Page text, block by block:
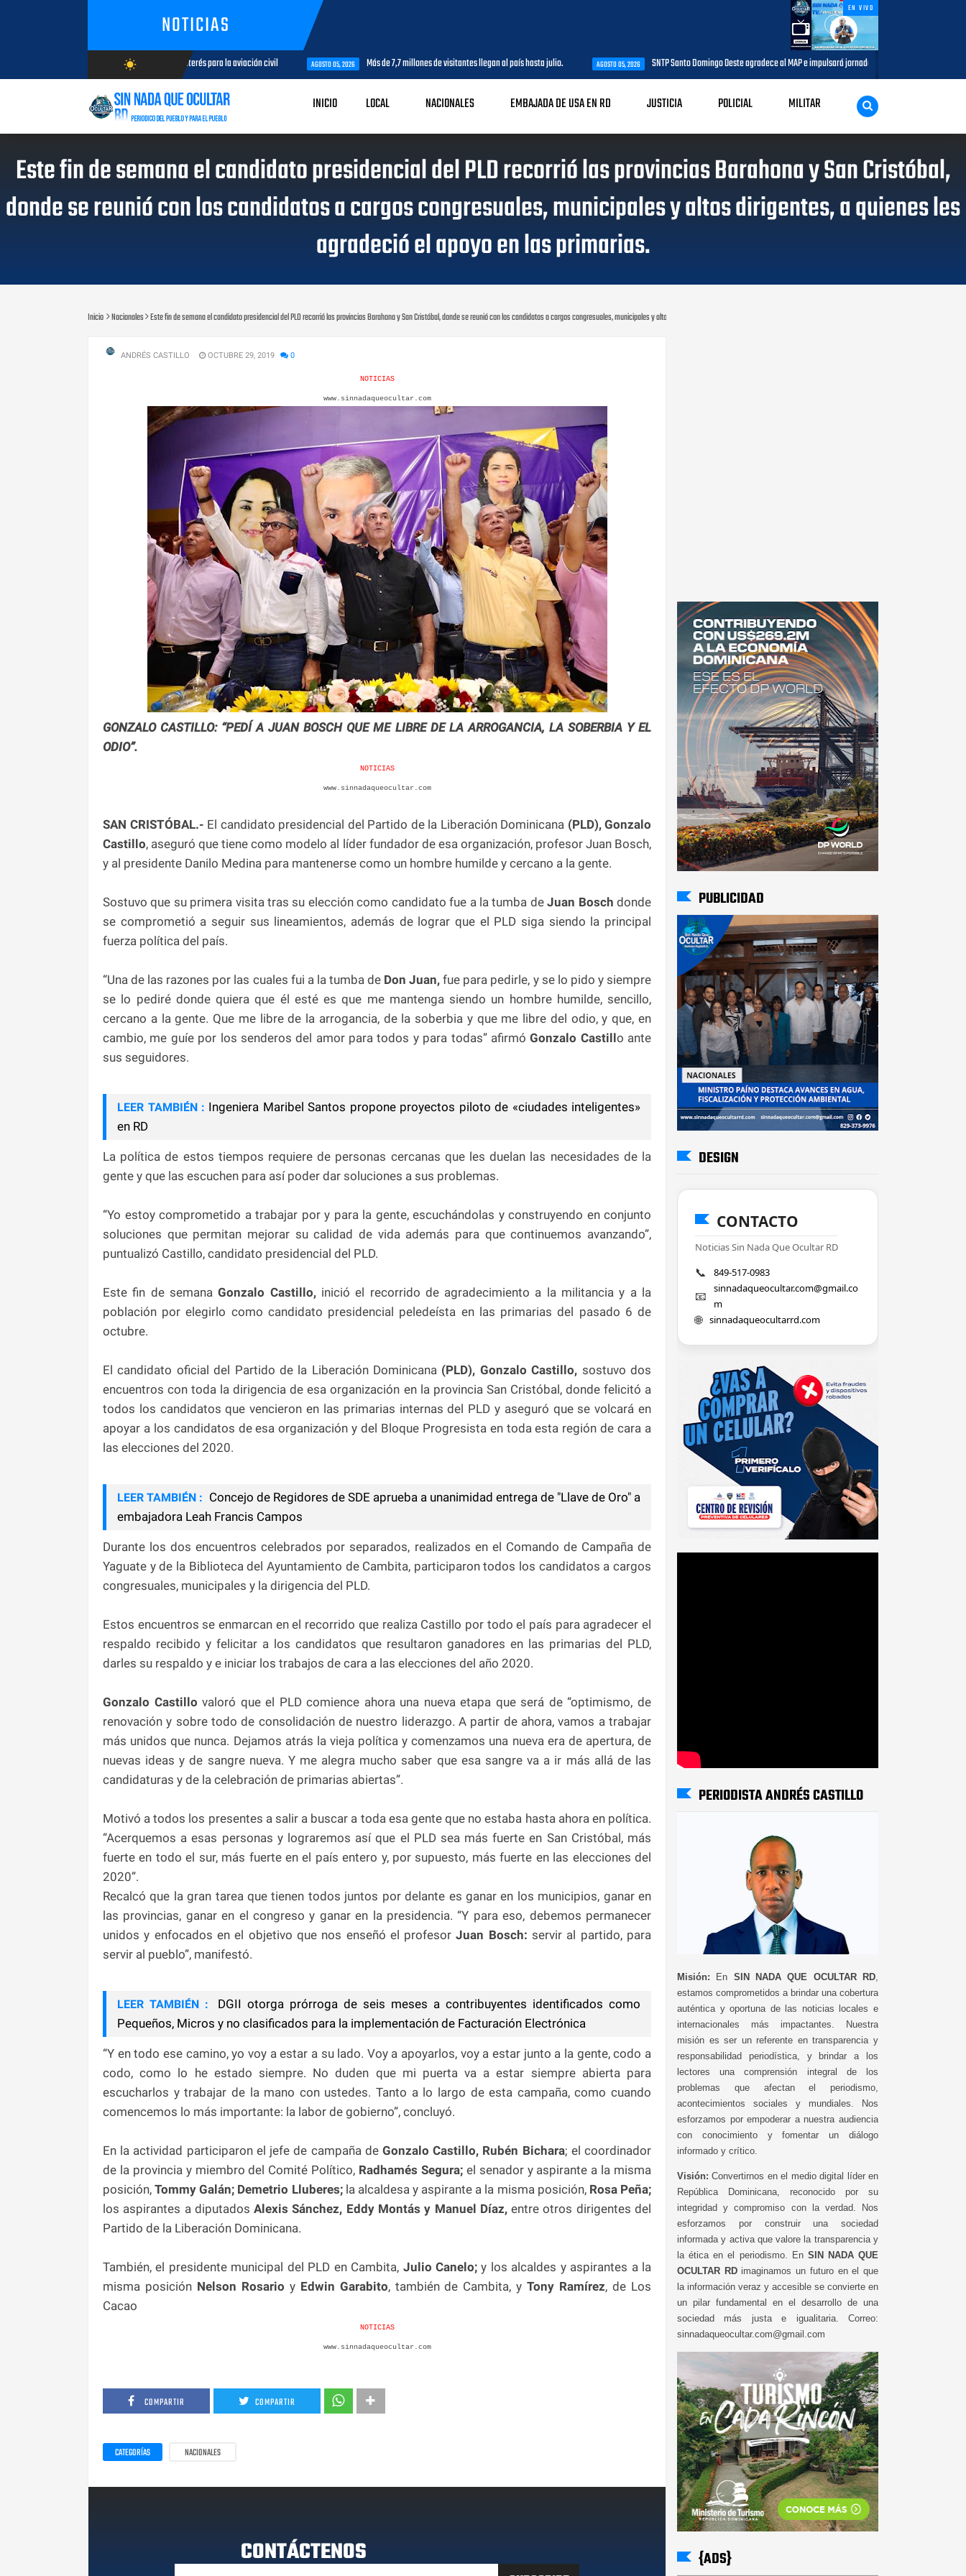
NOTICIAS
EN VIVO
wb_sunny
AGOSTO/6/2026
de aeronaves analizan temas de interés para la aviación civil AGOSTO 05, 2026 Más de 7,7 millones de visitantes llegan al país hasta julio. AGOSTO 05, 2026 SNTP Santo Domingo Oeste agradece al MAP e impulsará jornada de capacitación para comunicadores
INICIO LOCAL NACIONALES EMBAJADA DE USA EN RD JUSTICIA POLICIAL MILITAR
Este fin de semana el candidato presidencial del PLD recorrió las provincias Barahona y San Cristóbal,
donde se reunió con los candidatos a cargos congresuales, municipales y altos dirigentes, a quienes les
agradeció el apoyo en las primarias.
Inicio Nacionales Este fin de semana el candidato presidencial del PLD recorrió las provincias Barahona y San Cristóbal, donde se reunió con los candidatos a cargos congresuales, municipales y altos dirigentes, a quienes les agradeció el apoyo en las primarias.
ANDRÉS CASTILLO OCTUBRE 29, 2019 0
NOTICIAS
www.sinnadaqueocultar.com
GONZALO CASTILLO: “PEDÍ A JUAN BOSCH QUE ME LIBRE DE LA ARROGANCIA, LA SOBERBIA Y EL
ODIO”.
NOTICIAS
www.sinnadaqueocultar.com
SAN CRISTÓBAL.- El candidato presidencial del Partido de la Liberación Dominicana (PLD), Gonzalo
Castillo, aseguró que tiene como modelo al líder fundador de esa organización, profesor Juan Bosch,
y al presidente Danilo Medina para mantenerse como un hombre humilde y cercano a la gente.
Sostuvo que su primera visita tras su elección como candidato fue a la tumba deJuan Bosch donde
se comprometió a seguir sus lineamientos, además de lograr que el PLD siga siendo la principal
fuerza política del país.
“Una de las razones por las cuales fui a la tumba de Don Juan, fue para pedirle, y se lo pido y siempre
se lo pediré donde quiera que él esté es que me mantenga siendo un hombre humilde, sencillo,
cercano a la gente. Que me libre de la arrogancia, de la soberbia y que me libre del odio, y que, en
cambio, me guíe por los senderos del amor para todos y para todas” afirmóGonzalo Castillo ante
sus seguidores.
LEER TAMBIÉN : Ingeniera Maribel Santos propone proyectos piloto de «ciudades inteligentes»
en RD
La política de estos tiempos requiere de personas cercanas que les duelan las necesidades de la
gente y que las escuchen para así poder dar soluciones a sus problemas.
“Yo estoy comprometido a trabajar por y para la gente, escuchándolas y construyendo en conjunto
soluciones que permitan mejorar su calidad de vida además para que continuemos avanzando”,
puntualizó Castillo, candidato presidencial del PLD.
Este fin de semanaGonzalo Castillo, inició el recorrido de agradecimiento a la militancia y a la
población por elegirlo como candidato presidencial peledeísta en las primarias del pasado 6 de
octubre.
El candidato oficial del Partido de la Liberación Dominicana (PLD), Gonzalo Castillo, sostuvo dos
encuentros con toda la dirigencia de esa organización en la provincia San Cristóbal, donde felicitó a
todos los candidatos que vencieron en las primarias internas del PLD y aseguró que se volcará en
apoyar a los candidatos de esa organización y del Bloque Progresista en toda esta región de cara a
las elecciones del 2020.
LEER TAMBIÉN : ​Concejo de Regidores de SDE aprueba a unanimidad entrega de "Llave de Oro" a
embajadora Leah Francis Campos
Durante los dos encuentros celebrados por separados, realizados en el Comando de Campaña de
Yaguate y de la Biblioteca del Ayuntamiento de Cambita, participaron todos los candidatos a cargos
congresuales, municipales y la dirigencia del PLD.
Estos encuentros se enmarcan en el recorrido que realiza Castillo por todo el país para agradecer el
respaldo recibido y felicitar a los candidatos que resultaron ganadores en las primarias del PLD,
darles su respaldo y e iniciar los trabajos de cara a las elecciones del año 2020.
Gonzalo Castillo valoró que el PLD comience ahora una nueva etapa que será de “optimismo, de
renovación y sobre todo de consolidación de nuestro liderazgo. A partir de ahora, vamos a trabajar
más unidos que nunca. Dejamos atrás la vieja política y comenzamos una nueva era de apertura, de
nuevas ideas y de sangre nueva. Y me alegra mucho saber que esa sangre va a ir más allá de las
candidaturas y de la celebración de primarias abiertas”.
Motivó a todos los presentes a salir a buscar a toda esa gente que no estaba hasta ahora en política.
“Acerquemos a esas personas y lograremos así que el PLD sea más fuerte en San Cristóbal, más
fuerte en todo el sur, más fuerte en el país entero y, por supuesto, más fuerte en las elecciones del
2020”.
Recalcó que la gran tarea que tienen todos juntos por delante es ganar en los municipios, ganar en
las provincias, ganar en el congreso y ganar en la presidencia. “Y para eso, debemos permanecer
unidos y enfocados en el objetivo que nos enseñó el profesorJuan Bosch: servir al partido, para
servir al pueblo”, manifestó.
LEER TAMBIÉN :
DGII otorga prórroga de seis meses a contribuyentes identificados como
Pequeños, Micros y no clasificados para la implementación de Facturación Electrónica
“Y en todo ese camino, yo voy a estar a su lado. Voy a apoyarlos, voy a estar junto a la gente, codo a
codo, como lo he estado siempre. No duden que mi puerta va a estar siempre abierta para
escucharlos y trabajar de la mano con ustedes. Tanto a lo largo de esta campaña, como cuando
comencemos lo más importante: la labor de gobierno”, concluyó.
En la actividad participaron el jefe de campaña de Gonzalo Castillo, Rubén Bichara; el coordinador
de la provincia y miembro del Comité Político, Radhamés Segura;el senador y aspirante a la misma
posición,Tommy Galán; Demetrio Lluberes; la alcaldesa y aspirante a la misma posición,Rosa Peña;
los aspirantes a diputadosAlexis Sánchez, Eddy Montás y Manuel Díaz,entre otros dirigentes del
Partido de la Liberación Dominicana.
También, el presidente municipal del PLD en Cambita, Julio Canelo;y los alcaldes y aspirantes a la
misma posición Nelson Rosario y Edwin Garabito, también de Cambita, yTony Ramírez, de Los
Cacao
NOTICIAS
www.sinnadaqueocultar.com
COMPARTIR COMPARTIR
CATEGORÍAS NACIONALES
CONTÁCTENOS
PUBLICIDAD
DESIGN
CONTACTO
Noticias Sin Nada Que Ocultar RD
📞 849-517-0983
📧
sinnadaqueocultar.com@gmail.co
m
🌐 sinnadaqueocultarrd.com
PERIODISTA ANDRÉS CASTILLO
Misión: En SIN NADA QUE OCULTAR RD
estamos comprometidos a brindar una cobertura
auténtica y oportuna de las noticias locales e
internacionales más impactantes. Nuestra
misión es ser un referente en transparencia y
responsabilidad periodística, y brindar a los
lectores una comprensión integral de los
problemas que afectan el periodismo,
acontecimientos sociales y mundiales. Nos
esforzamos por empoderar a nuestra audiencia
con conocimiento y fomentar un diálogo
informado y crítico.
Visión: Convertirnos en el medio digital líder en
República Dominicana, reconocido por su
integridad y compromiso con la verdad. Nos
esforzamos por construir una sociedad
informada y activa que valore la transparencia y
la ética en el periodismo. En SIN NADA QUE
OCULTAR RDimaginamos un futuro en el que
la información veraz y accesible se convierte en
un pilar fundamental en el desarrollo de una
sociedad más justa e igualitaria. Correo:
sinnadaqueocultar.com@gmail.com
{ADS}